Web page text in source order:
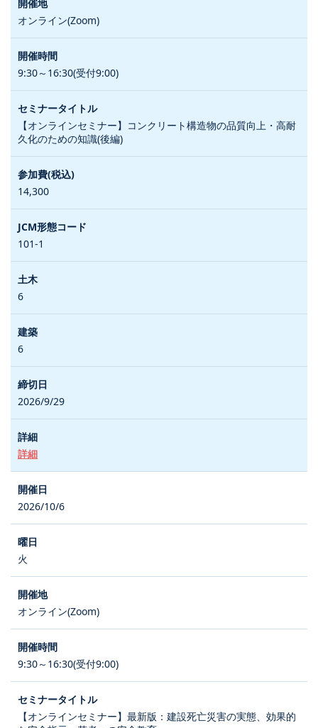
オンライン(Zoom)
9:30～16:30(受付9:00)
【オンラインセミナー】コンクリート構造物の品質向上・高耐
久化のための知識(後編)
14,300
101-1
6
6
2026/9/29
詳細
2026/10/6
火
オンライン(Zoom)
9:30～16:30(受付9:00)
【オンラインセミナー】最新版：建設死亡災害の実態、効果的